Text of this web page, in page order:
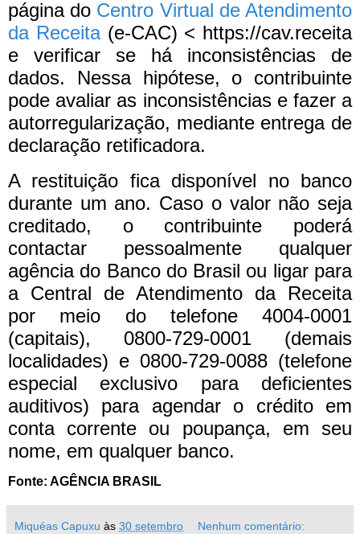
página do Centro Virtual de Atendimento
da Receita(e-CAC) < https://cav.receita
e verificar se há inconsistências de
dados. Nessa hipótese, o contribuinte
pode avaliar as inconsistências e fazer a
autorregularização, mediante entrega de
declaração retificadora.
A restituição fica disponível no banco
durante um ano. Caso o valor não seja
creditado, o contribuinte poderá
contactar pessoalmente qualquer
agência do Banco do Brasil ou ligar para
a Central de Atendimento da Receita
por meio do telefone 4004-0001
(capitais), 0800-729-0001 (demais
localidades) e 0800-729-0088 (telefone
especial exclusivo para deficientes
auditivos) para agendar o crédito em
conta corrente ou poupança, em seu
nome, em qualquer banco.
Fonte: AGÊNCIA BRASIL
Miquéas Capuxu às 30 setembro Nenhum comentário: